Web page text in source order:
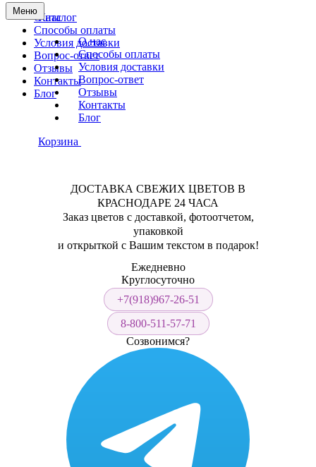
Меню
О нас
Способы оплаты
Условия доставки
Вопрос-ответ
Отзывы
Контакты
Блог
Каталог
О нас
Способы оплаты
Условия доставки
Вопрос-ответ
Отзывы
Контакты
Блог
Корзина
ДОСТАВКА СВЕЖИХ ЦВЕТОВ В
КРАСНОДАРЕ 24 ЧАСА
Заказ цветов с доставкой, фотоотчетом,
упаковкой
и открыткой с Вашим текстом в подарок!
Ежедневно
Круглосуточно
+7(918)967-26-51
8-800-511-57-71
Созвонимся?